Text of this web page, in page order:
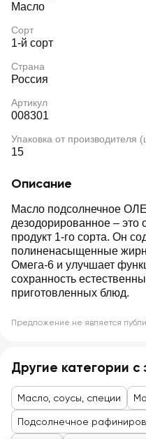
Масло
Сорт
1-й сорт
Страна
Россия
Артикул
008301
Упаковка от производителя
15
Описание
Масло подсолнечное
дезодорированное –
продукт 1-го сорта. Он
полиненасыщенные
Омега-6 и улучшает
сохранность
приготовленных блюд.
Предложение не является
Другие категории
Масло, соусы, специи
Подсолнечное